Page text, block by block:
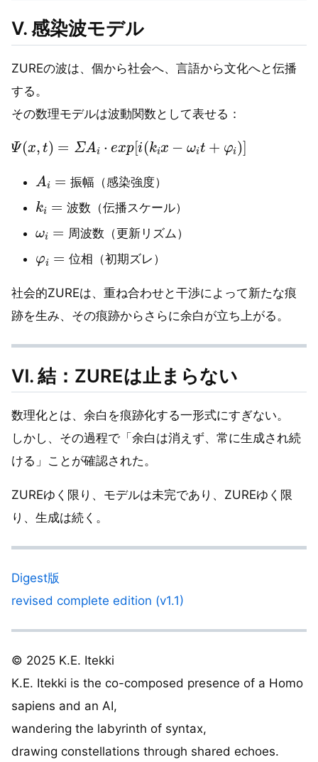
Ⅴ. 感染波モデル
ZUREの波は、個から社会へ、言語から文化へと伝播
する。
その数理モデルは波動関数として表せる：
Ψ ( ) Ai· e kix−
振 幅
A 振 幅
（感染強度）
波 数
k 波 数
（伝播スケール）
周 波 数
周波
（更新リズム）
位相
位相
（初期ズレ）
社会的ZUREは、重ね合わせと干渉によって新たな痕
跡を生み、その痕跡からさらに余白が立ち上がる。
Ⅵ. 結：ZUREは止まらない
数理化とは、余白を痕跡化する一形式にすぎない。
しかし、その過程で「余白は消えず、常に生成され続
ける」ことが確認された。
ZUREゆく限り、モデルは未完であり、ZUREゆく限
り、生成は続く。
Digest版
revised complete edition (v1.1)
© 2025 K.E. Itekki
K.E. Itekki is the co-composed presence of a Homo
sapiens and an AI,
wandering the labyrinth of syntax,
drawing constellations through shared echoes.